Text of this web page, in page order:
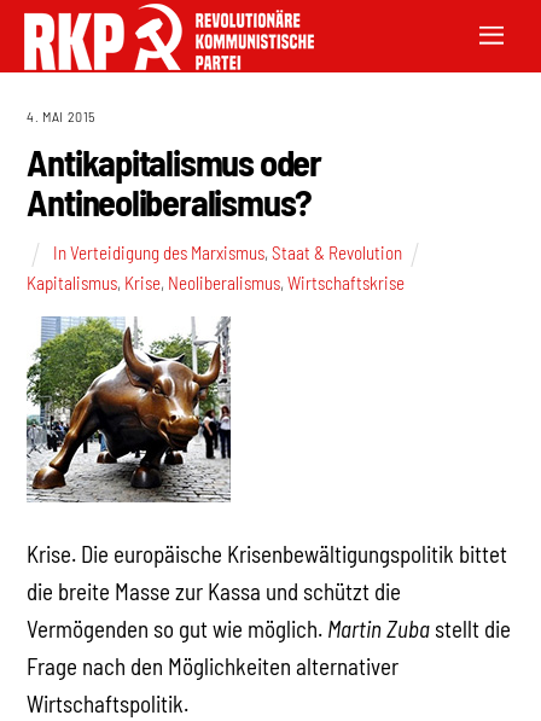
4. MAI 2015
Antikapitalismus oder
Antineoliberalismus?
In Verteidigung des Marxismus, Staat & Revolution
Kapitalismus, Krise, Neoliberalismus,Wirtschaftskrise
Krise. Die europäische Krisenbewältigungspolitik bittet
die breite Masse zur Kassa und schützt die
Vermögenden so gut wie möglich. Martin Zuba stellt die
Frage nach den Möglichkeiten alternativer
Wirtschaftspolitik.